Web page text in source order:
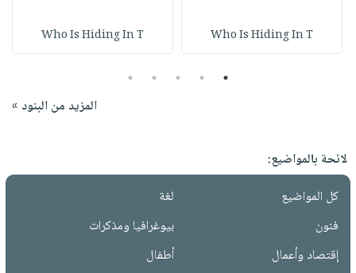
Who Is Hiding In T
Who Is Hiding In T
1
2
3
4
5
المزيد من البنود »
لائحة بالمواضيع:
كل المواضيع
لغة
فنون
بيوغرافيا ومذكرات
إقتصاد وأعمال
أطفال